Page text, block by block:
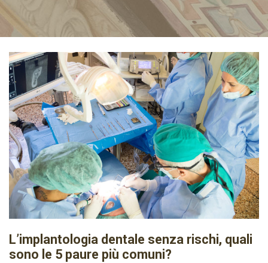
L’implantologia dentale senza rischi, quali
sono le 5 paure più comuni?